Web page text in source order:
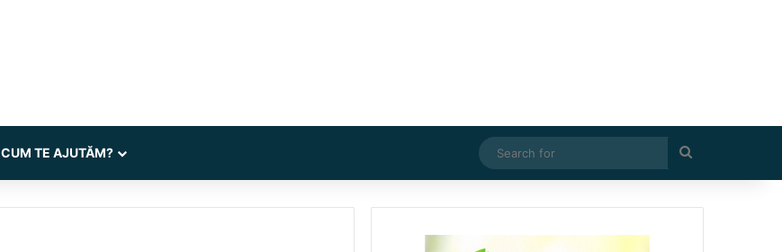
CUM TE AJUTĂM?
for